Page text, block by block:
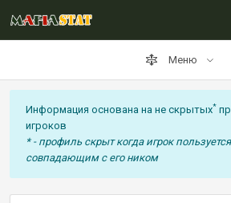
Меню
Информация основана на не скрытых*
игроков
* - профиль скрыт когда игрок
совпадающим с его ником